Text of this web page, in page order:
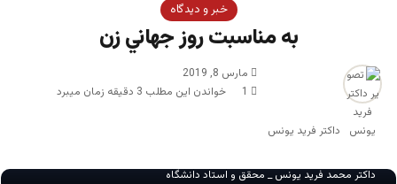
خبر و دیدگاه
به مناسبت روز جهاني زن
داکتر فرید یونس
مارس 8, 2019
1
خواندن این مطلب 3 دقیقه زمان میبرد
داکتر محمد فرید یونس _ محقق و استاد دانشگاه